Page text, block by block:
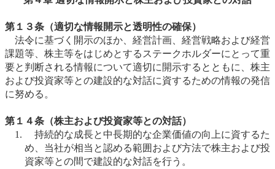
第１３条（適切な情報開示と透明性の確保）
法令に基づく開示のほか、経営計画、経営戦略および経営
課題等、株主等をはじめとするステークホルダーにとって重
要と判断される情報について適切に開示するとともに、株主
および投資家等との建設的な対話に資するための情報の発信
に努める。
第１４条（株主および投資家等との対話）
持続的な成長と中長期的な企業価値の向上に資するた
め、当社が相当と認める範囲および方法で株主および投
資家等との間で建設的な対話を行う。